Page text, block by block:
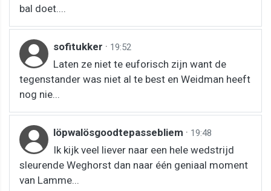
bal doet....
sofitukker · 19:52
Laten ze niet te euforisch zijn want de
tegenstander was niet al te best en Weidman heeft
nog nie...
löpwalösgoodtepassebliem · 19:48
Ik kijk veel liever naar een hele wedstrijd
sleurende Weghorst dan naar één geniaal moment
van Lamme...